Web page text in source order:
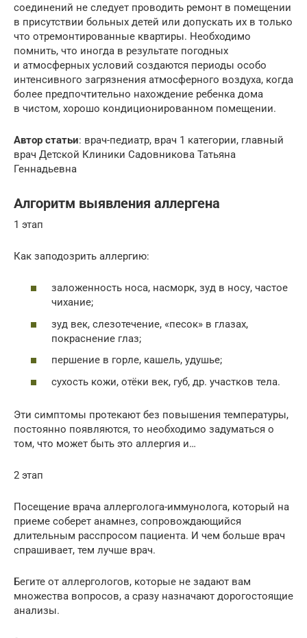
соединений не следует проводить ремонт в помещении
в присутствии больных детей или допускать их в только
что отремонтированные квартиры. Необходимо
помнить, что иногда в результате погодных
и атмосферных условий создаются периоды особо
интенсивного загрязнения атмосферного воздуха, когда
более предпочтительно нахождение ребенка дома
в чистом, хорошо кондиционированном помещении.
Автор статьи: врач-педиатр, врач 1 категории, главный
врач Детской Клиники Садовникова Татьяна
Геннадьевна
Алгоритм выявления аллергена
1 этап
Как заподозрить аллергию:
заложенность носа, насморк, зуд в носу, частое
чихание;
зуд век, слезотечение, «песок» в глазах,
покраснение глаз;
першение в горле, кашель, удушье;
сухость кожи, отёки век, губ, др. участков тела.
Эти симптомы протекают без повышения температуры,
постоянно появляются, то необходимо задуматься о
том, что может быть это аллергия и…
2 этап
Посещение врача аллерголога-иммунолога, который на
приеме соберет анамнез, сопровождающийся
длительным расспросом пациента. И чем больше врач
спрашивает, тем лучше врач.
Бегите от аллергологов, которые не задают вам
множества вопросов, а сразу назначают дорогостоящие
анализы.